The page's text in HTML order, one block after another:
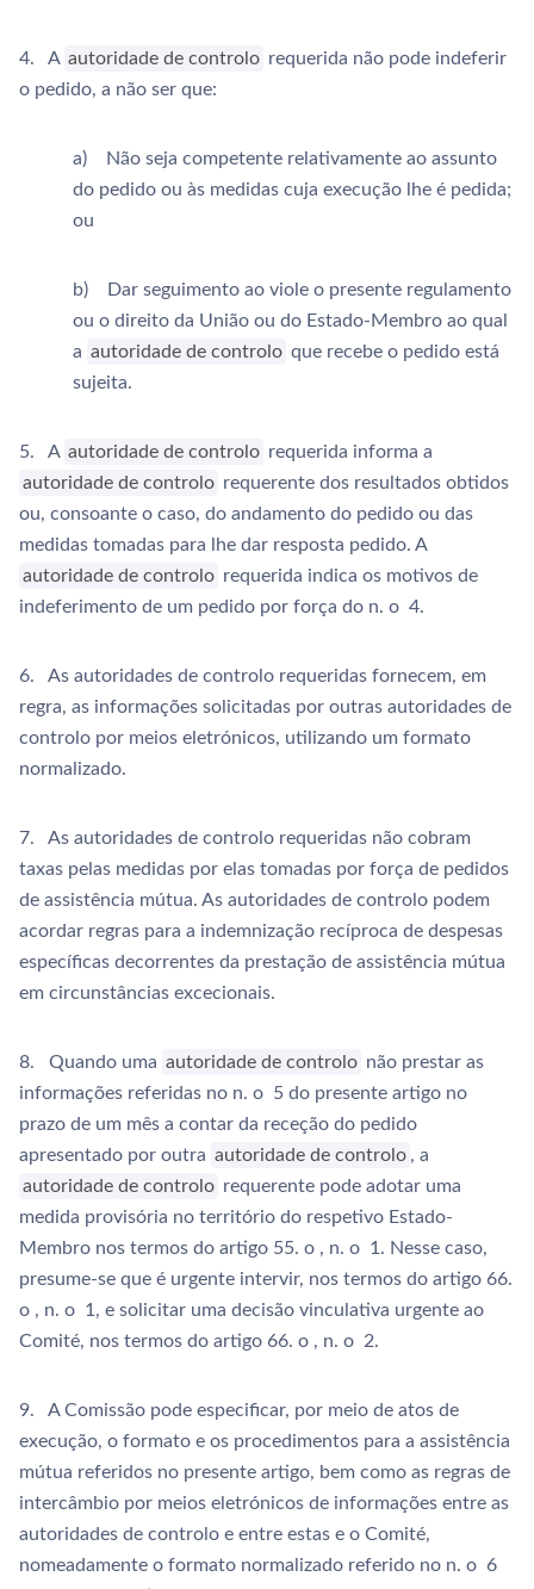
4. A autoridade de controlo requerida não pode indeferir
o pedido, a não ser que:
a) Não seja competente relativamente ao assunto
do pedido ou às medidas cuja execução lhe é pedida;
ou
b) Dar seguimento ao viole o presente regulamento
ou o direito da União ou do Estado-Membro ao qual
a autoridade de controlo que recebe o pedido está
sujeita.
5. A autoridade de controlo requerida informa a
autoridade de controlo requerente dos resultados obtidos
ou, consoante o caso, do andamento do pedido ou das
medidas tomadas para lhe dar resposta pedido. A
autoridade de controlo requerida indica os motivos de
indeferimento de um pedido por força do n. o 4.
6. As autoridades de controlo requeridas fornecem, em
regra, as informações solicitadas por outras autoridades de
controlo por meios eletrónicos, utilizando um formato
normalizado.
7. As autoridades de controlo requeridas não cobram
taxas pelas medidas por elas tomadas por força de pedidos
de assistência mútua. As autoridades de controlo podem
acordar regras para a indemnização recíproca de despesas
específicas decorrentes da prestação de assistência mútua
em circunstâncias excecionais.
8. Quando uma autoridade de controlo não prestar as
informações referidas no n. o 5 do presente artigo no
prazo de um mês a contar da receção do pedido
apresentado por outra autoridade de controlo , a
autoridade de controlo requerente pode adotar uma
medida provisória no território do respetivo Estado-
Membro nos termos do artigo 55. o , n. o 1. Nesse caso,
presume-se que é urgente intervir, nos termos do artigo 66.
o , n. o 1, e solicitar uma decisão vinculativa urgente ao
Comité, nos termos do artigo 66. o , n. o 2.
9. A Comissão pode especificar, por meio de atos de
execução, o formato e os procedimentos para a assistência
mútua referidos no presente artigo, bem como as regras de
intercâmbio por meios eletrónicos de informações entre as
autoridades de controlo e entre estas e o Comité,
nomeadamente o formato normalizado referido no n. o 6